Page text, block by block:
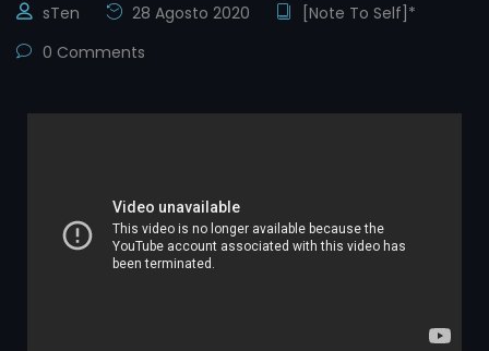
sTen 28 Agosto 2020
[Note To Self]*
0 Comments